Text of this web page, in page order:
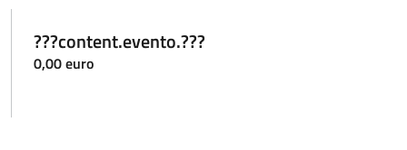
???content.evento.???
0,00 euro